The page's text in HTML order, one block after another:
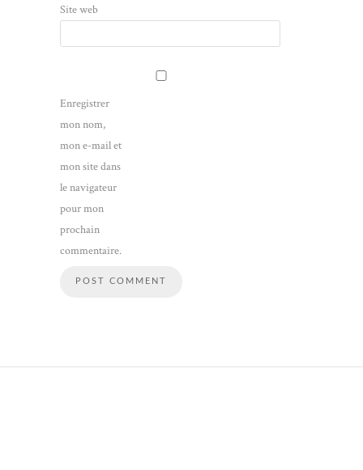
Site web
Enregistrer
mon nom,
mon e-mail et
mon site dans
le navigateur
pour mon
prochain
commentaire.